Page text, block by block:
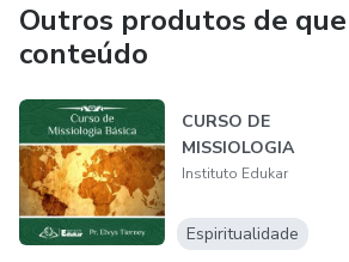
Outros produtos de
conteúdo
CURSO DE
MISSIOLOGIA
Instituto Edukar
Espiritualidade